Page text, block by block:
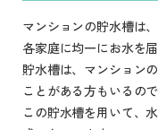
マンションの貯水槽は
各家庭に均一にお水を
貯水槽は、マンション
ことがある方もいるの
この貯水槽を用いて、